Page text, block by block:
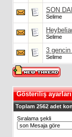
SON
Selime
Selime
3 gencin
Selime
Gösteriliş ayarları
Toplam 2562 adet
Sıralama şekli